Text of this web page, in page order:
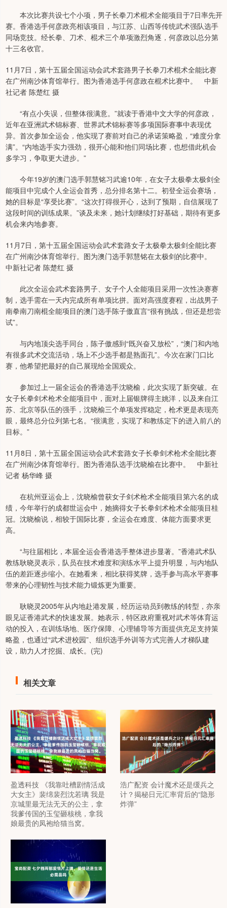
本次比赛共设七个小项，男子长拳刀术棍术全能项目于7日率先开
赛。香港选手何彦政亮相该项目，与江苏、山西等传统武术强队选手
同场竞技。经长拳、刀术、棍术三个单项激烈角逐，何彦政以总分第
十三名收官。
11月7日，第十五届全国运动会武术套路男子长拳刀术棍术全能比赛
在广州南沙体育馆举行。图为香港选手何彦政在棍术比赛中。 中新
社记者 陈楚红 摄
“有点小失误，但整体很满意。”就读于香港中文大学的何彦政，
近年在亚洲武术锦标赛、世界武术锦标赛等多项国际赛事中表现优
异。首次参加全运会，他实现了赛前对自己的承诺策略盈，“难度分拿
满”。“内地选手实力强劲，很开心能和他们同场比赛，也想借此机会
多学习，争取更大进步。”
今年19岁的澳门选手郭慧铭习武逾10年，在女子太极拳太极剑全
能项目中完成个人全运会首秀，总分排名第十二。初登全运会赛场，
她的目标是“享受比赛”。“这次打得很开心，达到了预期，自信展现了
这段时间的训练成果。”谈及未来，她计划继续打好基础，期待有更多
机会来内地参赛。
11月7日，第十五届全国运动会武术套路女子太极拳太极剑全能比赛
在广州南沙体育馆举行。图为澳门选手郭慧铭在太极剑的比赛中。
中新社记者 陈楚红 摄
此次全运会武术套路男子、女子个人全能项目采用一次性决赛赛
制，选手需在一天内完成所有单项比拼。面对高强度赛程，出战男子
南拳南刀南棍全能项目的澳门选手陈子傲直言“很有挑战，但还是想尝
试”。
与内地顶尖选手同台，陈子傲感到“既兴奋又放松”，“澳门和内地
有很多武术交流活动，场上不少选手都是熟面孔”。今次在家门口比
赛，他希望把最好的自己展现给全国观众。
参加过上一届全运会的香港选手沈晓榆，此次实现了新突破。在
女子长拳剑术枪术全能项目中，面对上届银牌得主姚洋，以及来自江
苏、北京等队伍的强手，沈晓榆三个单项发挥稳定，枪术更是表现亮
眼，最终总分位列第七名。“很满意，实现了和教练定下的进入前八的
目标。”
11月8日，第十五届全国运动会武术套路女子长拳剑术枪术全能比赛
在广州南沙体育馆举行。图为香港队选手沈晓榆在比赛中。 中新社
记者 杨华峰 摄
在杭州亚运会上，沈晓榆曾获女子剑术枪术全能项目第六名的成
绩，今年举行的成都世运会中，她摘得女子长拳剑术枪术全能项目桂
冠。沈晓榆说，相较于国际比赛，全运会在难度、体能方面要求更
高。
“与往届相比，本届全运会香港选手整体进步显著。”香港武术队
教练耿晓灵表示，队员在技术难度和演练水平上提升明显，与内地队
伍的差距逐步缩小。在她看来，相比获得奖牌，选手参与高水平赛事
带来的心理韧性与技术能力锻炼更为重要。
耿晓灵2005年从内地赴港发展，经历运动员到教练的转型，亦亲
眼见证香港武术的快速发展。她表示，特区政府重视对武术等体育运
动的投入，在训练场地、医疗保障、心理辅导等方面提供充足支持策
略盈，也通过“武术进校园”、组织选手外训等方式完善人才梯队建
设，助力人才挖掘、成长。(完)
相关文章
盈透科技 《我靠吐槽剧情活成
大女主》裴绵裴烈沈若璃 我是
京城里最无法无天的公主，拿
我爹传国的玉玺砸核桃，拿我
娘最贵的凤袍给猫当窝。
浩广配资 会计魔术还是缓兵之
计？揭秘日元汇率背后的“隐形
炸弹”